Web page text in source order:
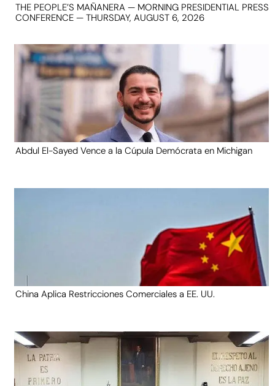
THE PEOPLE’S MAÑANERA — MORNING PRESIDENTIAL PRESS
CONFERENCE — THURSDAY, AUGUST 6, 2026
Abdul El-Sayed Vence a la Cúpula Demócrata en Michigan
China Aplica Restricciones Comerciales a EE. UU.